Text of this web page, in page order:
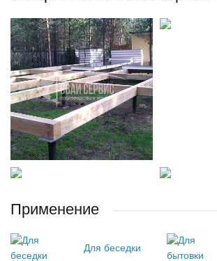
Применение
Для беседки